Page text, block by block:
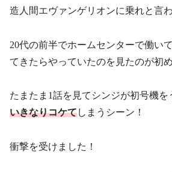
造人間エヴァンゲリオンに乗れと言
20代の前半でホームセンターで働い
てきたらやっていたのを見たのが初
たまたま1話を見てシンジが初号機を
いきなりコケてしまうシーン！
衝撃を受けました！